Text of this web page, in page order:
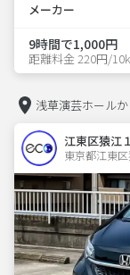
メーカー
9時間で1,000円
距離料金 220円/
浅草演芸ホールか
江東区猿江
東京都江東